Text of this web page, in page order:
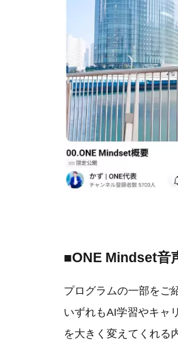
■ONE Mindset音
プログラムの一部をご
いずれもAI学習やキャ
を大きく変えてくれる